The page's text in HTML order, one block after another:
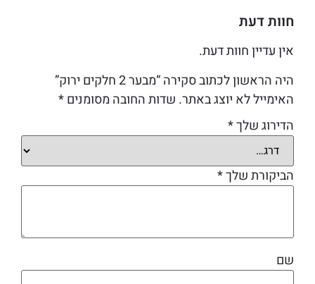
חוות דעת
אין עדיין חוות דעת.
היה הראשון לכתוב סקירה “מבער 2 חלקים ירוק”
האימייל לא יוצג באתר. שדות החובה מסומנים*
הדירוג שלך*
הביקורת שלך*
שם